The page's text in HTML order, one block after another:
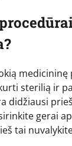
medicininę
sterilią ir
didžiausi
gerai
tai